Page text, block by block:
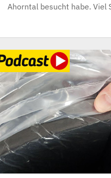
Ahorntal besucht habe. Viel